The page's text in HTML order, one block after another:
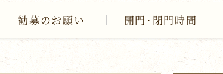
勧募のお願い 開門･閉門時間